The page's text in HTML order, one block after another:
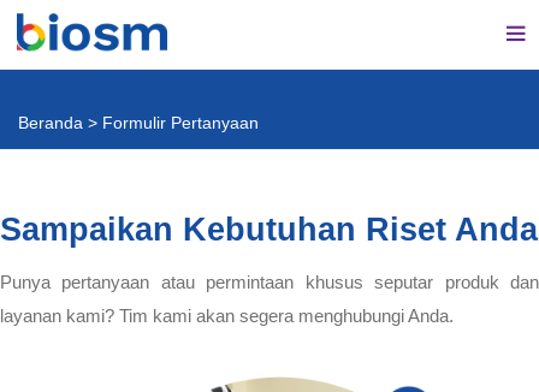
Beranda > Formulir Pertanyaan
Sampaikan Kebutuhan Riset Anda
Punya pertanyaan atau permintaan khusus seputar produk dan
layanan kami? Tim kami akan segera menghubungi Anda.